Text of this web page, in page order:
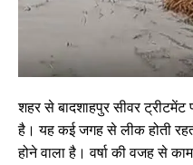
शहर से बादशाहपुर सीवर ट्रीटमेंट
है। यह कई जगह से लीक होती
होने वाला है। वर्षा की वजह से